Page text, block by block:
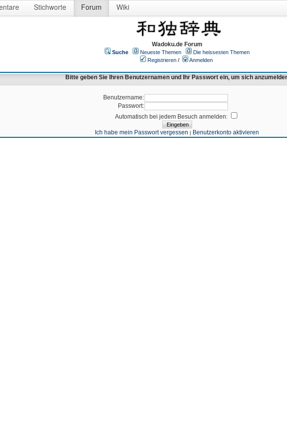
Stichworte Forum Wiki
Wadoku.de Forum
Suche Neueste Themen
Die heissesten Themen
Registrieren /
Anmelden
Bitte geben Sie Ihren Benutzernamen und Ihr Passwort ein, um sich
Benutzername:
Passwort:
Automatisch bei jedem Besuch anmelden:
Ich habe mein Passwort vergessen | Benutzerkonto aktivieren